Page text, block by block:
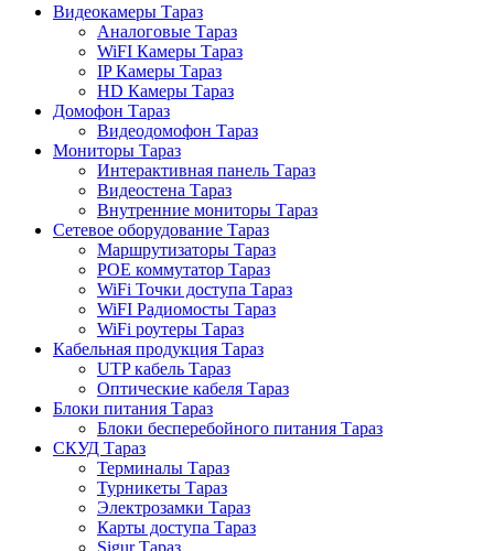
Видеокамеры Тараз
Аналоговые Тараз
WiFI Камеры Тараз
IP Камеры Тараз
HD Камеры Тараз
Домофон Тараз
Видеодомофон Тараз
Мониторы Тараз
Интерактивная панель Тараз
Видеостена Тараз
Внутренние мониторы Тараз
Сетевое оборудование Тараз
Маршрутизаторы Тараз
POE коммутатор Тараз
WiFi Точки доступа Тараз
WiFI Радиомосты Тараз
WiFi роутеры Тараз
Кабельная продукция Тараз
UTP кабель Тараз
Оптические кабеля Тараз
Блоки питания Тараз
Блоки бесперебойного питания Тараз
СКУД Тараз
Терминалы Тараз
Турникеты Тараз
Электрозамки Тараз
Карты доступа Тараз
Sigur Тараз